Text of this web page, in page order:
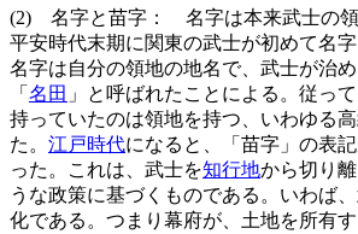
(2) 名字と苗字： 名字は本来武士の領
平安時代末期に関東の武士が初めて名
名字は自分の領地の地名で、武士が治め
「 名田 」と呼ばれたことによる。従っ
持っていたのは領地を持つ、いわゆる
た。 江戸時代になると、「苗字」の表
った。これは、武士を知行地から切り
うな政策に基づくものである。いわば
化である。つまり幕府が、土地を所有